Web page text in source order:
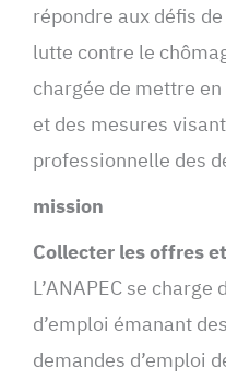
répondre aux défis
lutte contre le
chargée de mettre
et des mesures
professionnelle des
mission
Collecter les offres
L’ANAPEC se
d’emploi émanant
demandes d’emploi